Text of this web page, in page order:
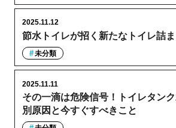
節水トイレが招く新たなトイレ詰ま
2025.11.12
未分類
その一滴は危険信号！トイレタン
別原因と今すぐすべきこと
2025.11.11